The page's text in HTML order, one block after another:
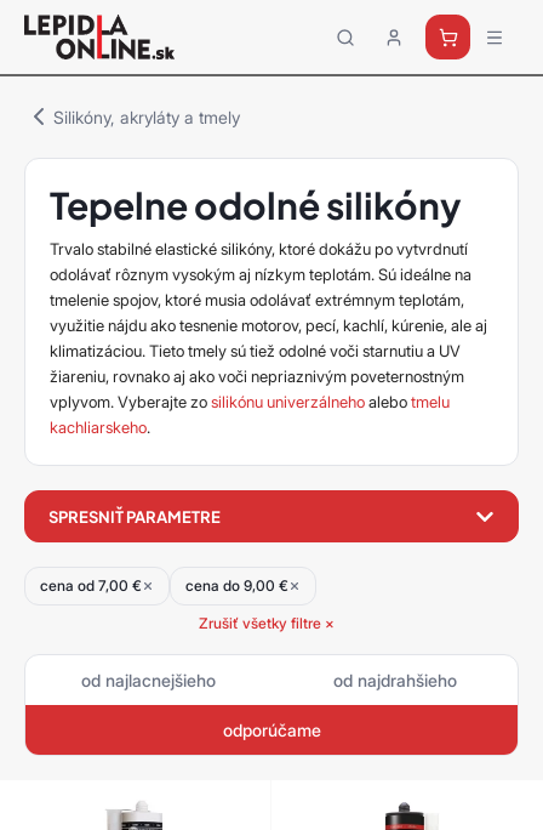
Priemyselné
lepidlá
Loctite
Silikóny, akryláty a tmely
Tepelne odolné silikóny
Trvalo stabilné elastické silikóny, ktoré dokážu po vytvrdnutí
odolávať rôznym vysokým aj nízkym teplotám. Sú ideálne na
tmelenie spojov, ktoré musia odolávať extrémnym teplotám,
využitie nájdu ako tesnenie motorov, pecí, kachlí, kúrenie, ale aj
klimatizáciou. Tieto tmely sú tiež odolné voči starnutiu a UV
žiareniu, rovnako aj ako voči nepriaznivým poveternostným
vplyvom. Vyberajte zosilikónu univerzálnehoalebotmelu
kachliarskeho.
filter
SPRESNIŤ PARAMETRE
cena od 7,00 € cena do 9,00 €
Zrušiť všetky filtre ×
odporúčame
od najlacnejšieho od najdrahšieho